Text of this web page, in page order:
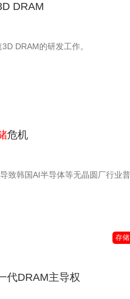
DRAM
DRAM的研发工作。
危机
致韩国AI半导体等无晶圆厂行业
存储
代DRAM主导权